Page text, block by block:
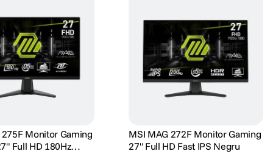
Monitor Gaming
Full HD 180Hz
MSI MAG 272F Monitor Gaming
27" Full HD Fast IPS Negru